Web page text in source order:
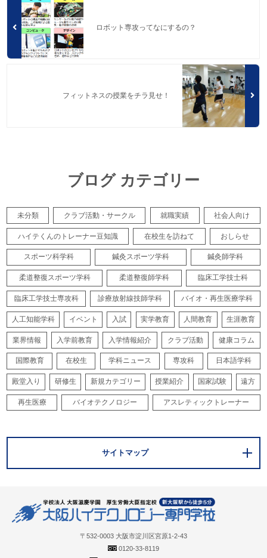
ロボット専攻ってなにするの？
フィットネスの授業をチラ見せ！
ブログ カテゴリー
未分類 クラブ活動・サークル 就職実績 社会人向け
ハイテくんのトレーナー豆知識 在校生を訪ねて おしらせ
スポーツ科学科 鍼灸スポーツ学科 鍼灸師学科
柔道整復スポーツ学科 柔道整復師学科 臨床工学技士科
臨床工学技士専攻科 診療放射線技師学科 バイオ・再生医療学科
人工知能学科 イベント 入試 実学教育 人間教育 生涯教育
業界情報 入学前教育 入学情報紹介 クラブ活動 健康コラム
国際教育 在校生 学科ニュース 専攻科 日本語学科
殿堂入り 研修生 新規カテゴリー 授業紹介 国家試験 遠方
再生医療 バイオテクノロジー アスレティックトレーナー
サイトマップ
〒532-0003 大阪市淀川区宮原1-2-43
0120-33-8119